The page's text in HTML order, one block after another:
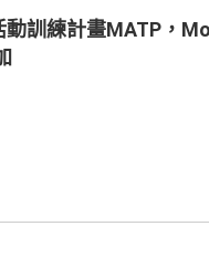
動訓練計畫MATP，